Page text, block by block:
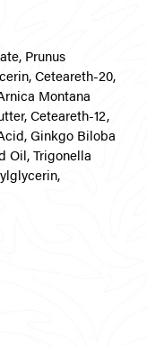
Prunus
Ceteareth-20,
Montana
Ceteareth-12,
Ginkgo Biloba
Oil, Trigonella